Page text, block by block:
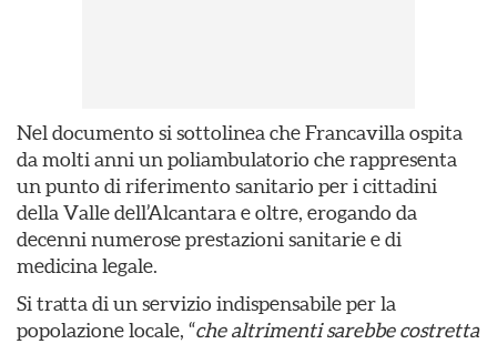
Nel documento si sottolinea che Francavilla ospita
da molti anni un poliambulatorio che rappresenta
un punto di riferimento sanitario per i cittadini
della Valle dell’Alcantara e oltre, erogando da
decenni numerose prestazioni sanitarie e di
medicina legale.
Si tratta di un servizio indispensabile per la
popolazione locale, “che altrimenti sarebbe costretta